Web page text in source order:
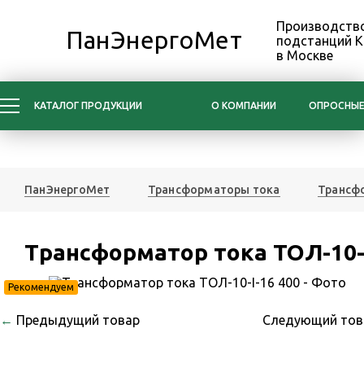
ПанЭнергоМет
подстанций
в Москве
КАТАЛОГ ПРОДУКЦИИ О КОМПАНИИ
ПанЭнергоМет Трансформаторы тока
Трансформатор тока ТОЛ-
Рекомендуем
← Предыдущий товар Следующий